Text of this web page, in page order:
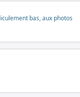
bas, aux photos